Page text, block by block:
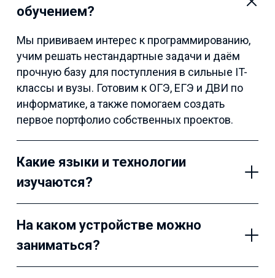
обучением?
Мы прививаем интерес к программированию,
учим решать нестандартные задачи и даём
прочную базу для поступления в сильные IT-
классы и вузы. Готовим к ОГЭ, ЕГЭ и ДВИ по
информатике, а также помогаем создать
первое портфолио собственных проектов.
Какие языки и технологии
изучаются?
На каком устройстве можно
заниматься?